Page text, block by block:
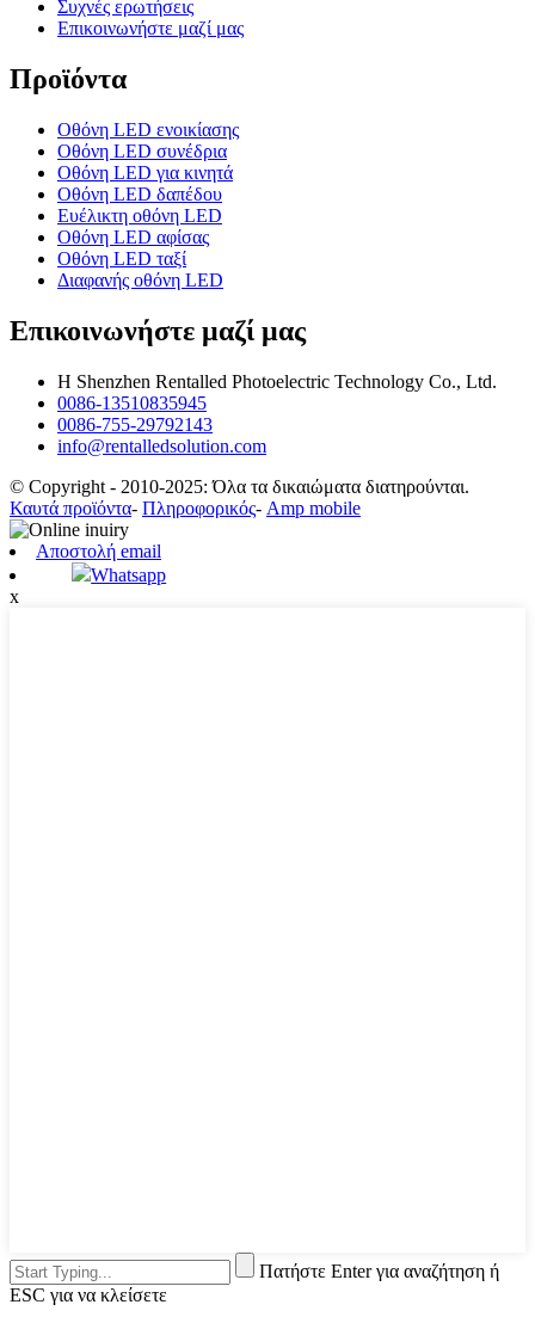
Συχνές ερωτήσεις
Επικοινωνήστε μαζί μας
Προϊόντα
Οθόνη LED ενοικίασης
Οθόνη LED συνέδρια
Οθόνη LED για κινητά
Οθόνη LED δαπέδου
Ευέλικτη οθόνη LED
Οθόνη LED αφίσας
Οθόνη LED ταξί
Διαφανής οθόνη LED
Επικοινωνήστε μαζί μας
Η Shenzhen Rentalled Photoelectric Technology Co., Ltd.
0086-13510835945
0086-755-29792143
info@rentalledsolution.com
© Copyright - 2010-2025: Όλα τα δικαιώματα διατηρούνται.
Καυτά προϊόντα- Πληροφορικός- Amp mobile
Αποστολή email
Whatsapp
x
Πατήστε Enter για αναζήτηση ή
ESC για να κλείσετε